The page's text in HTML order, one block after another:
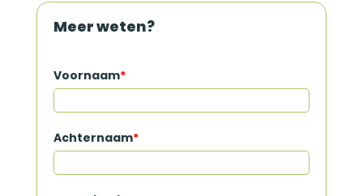
Meer weten?
Voornaam*
Achternaam*